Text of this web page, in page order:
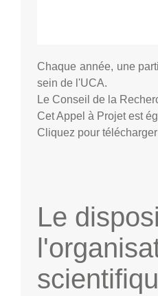
Chaque année, une
sein de l'UCA.
Le Conseil de la
Cet Appel à Projet est
Cliquez pour
Le